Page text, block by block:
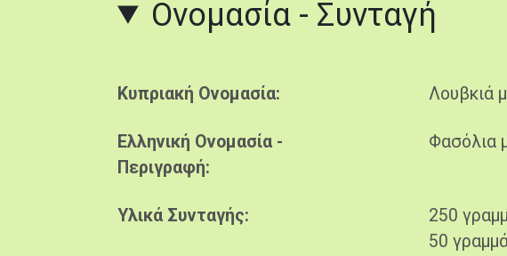
Ονομασία - Συνταγή
Κυπριακή Ονομασία Λουβκιά
Ελληνική Ονομασία -
Περιγραφή
Φασόλια
Υλικά Συνταγής
250
50